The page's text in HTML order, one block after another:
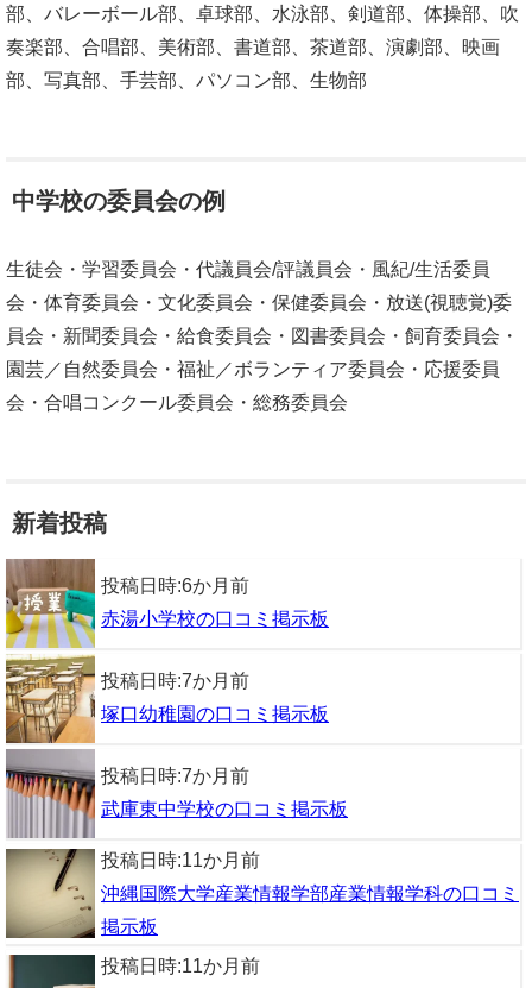
部、バレーボール部、卓球部、水泳部、剣道部、体操部、吹
奏楽部、合唱部、美術部、書道部、茶道部、演劇部、映画
部、写真部、手芸部、パソコン部、生物部
中学校の委員会の例
生徒会・学習委員会・代議員会/評議員会・風紀/生活委員
会・体育委員会・文化委員会・保健委員会・放送(視聴覚)委
員会・新聞委員会・給食委員会・図書委員会・飼育委員会・
園芸／自然委員会・福祉／ボランティア委員会・応援委員
会・合唱コンクール委員会・総務委員会
新着投稿
投稿日時:6か月前
赤湯小学校の口コミ掲示板
投稿日時:7か月前
塚口幼稚園の口コミ掲示板
投稿日時:7か月前
武庫東中学校の口コミ掲示板
投稿日時:11か月前
沖縄国際大学産業情報学部産業情報学科の口コミ
掲示板
投稿日時:11か月前